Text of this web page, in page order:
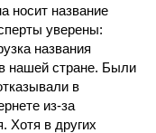
носит название
уверены:
названия
нашей стране. Были
в
из-за
Хотя в других